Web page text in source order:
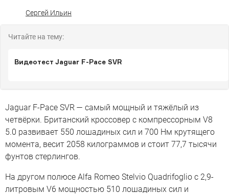
Сергей Ильин
Читайте на тему:
Видеотест Jaguar F-Pace SVR
Jaguar F-Pace SVR — самый мощный и тяжёлый из
четвёрки. Британский кроссовер с компрессорным V8
5.0 развивает 550 лошадиных сил и 700 Нм крутящего
момента, весит 2058 килограммов и стоит 77,7 тысячи
фунтов стерлингов.
На другом полюсе Alfa Romeo Stelvio Quadrifoglio с 2,9-
литровым V6 мощностью 510 лошадиных сил и